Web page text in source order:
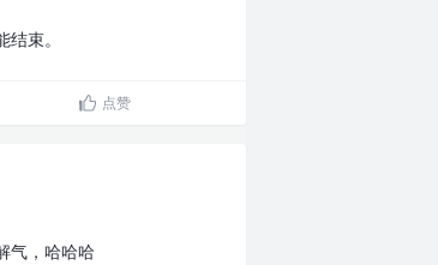
束。
点赞
气，哈哈哈